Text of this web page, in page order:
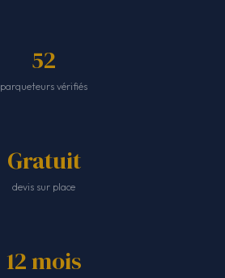
52
parqueteurs vérifiés
Gratuit
devis sur place
12 mois